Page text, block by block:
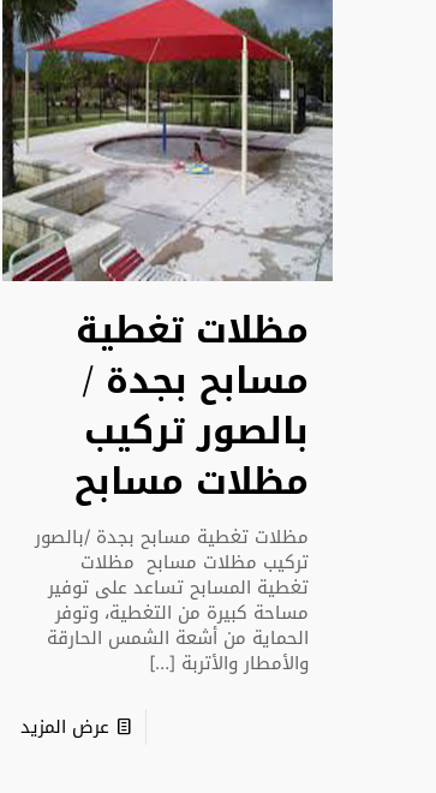
مظلات تغطية
مسابح بجدة /
بالصور تركيب
مظلات مسابح
مظلات تغطية مسابح بجدة /بالصور
تركيب مظلات مسابح مظلات
تغطية المسابح تساعد على توفير
مساحة كبيرة من التغطية، وتوفر
الحماية من أشعة الشمس الحارقة
والأمطار والأتربة […]
عرض المزيد